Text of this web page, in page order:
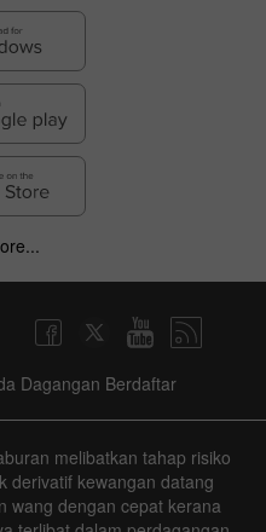
Dagangan Berdaftar
melibatkan tahap risiko
derivatif kewangan datang
wang dengan cepat kerana